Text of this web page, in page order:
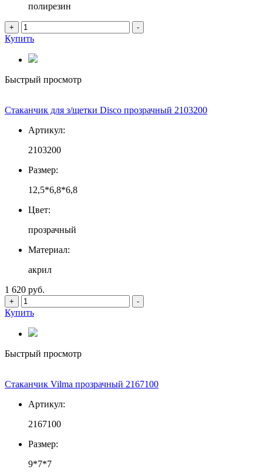
полирезин
+ -
Купить
Быстрый просмотр
Стаканчик для з/щетки Disco прозрачный 2103200
Артикул:
2103200
Размер:
12,5*6,8*6,8
Цвет:
прозрачный
Материал:
акрил
1 620 руб.
+ -
Купить
Быстрый просмотр
Стаканчик Vilma прозрачный 2167100
Артикул:
2167100
Размер:
9*7*7